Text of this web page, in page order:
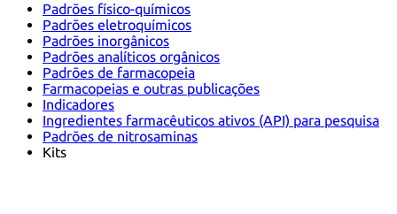
Padrões físico-químicos
Padrões eletroquímicos
Padrões inorgânicos
Padrões analíticos orgânicos
Padrões de farmacopeia
Farmacopeias e outras publicações
Indicadores
Ingredientes farmacêuticos ativos (API) para pesquisa
Padrões de nitrosaminas
Kits